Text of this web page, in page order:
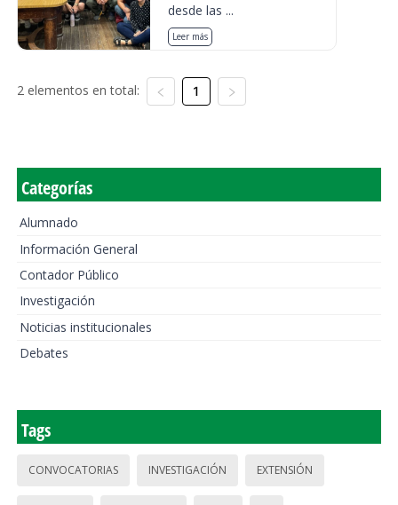
desde las ...
Leer más
2 elementos en total: 1
Categorías
Alumnado
Información General
Contador Público
Investigación
Noticias institucionales
Debates
Tags
CONVOCATORIAS INVESTIGACIÓN EXTENSIÓN